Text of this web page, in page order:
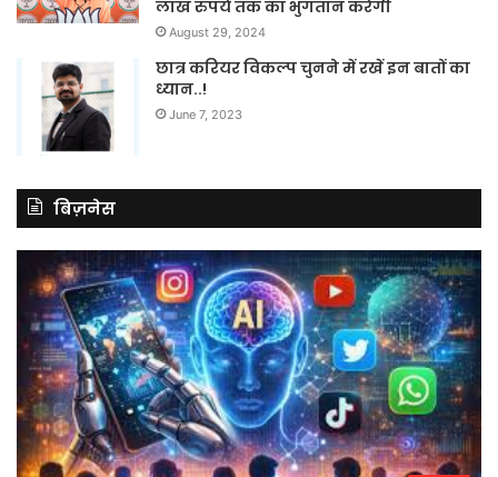
लाख रुपये तक का भुगतान करेगी
August 29, 2024
छात्र करियर विकल्प चुनने में रखें इन बातों का
ध्यान..!
June 7, 2023
बिज़नेस